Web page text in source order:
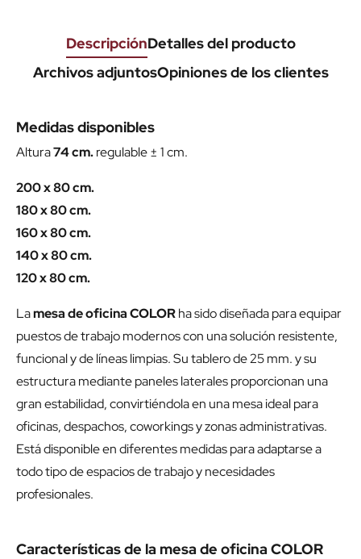
DescripciónDetalles del producto
Archivos adjuntosOpiniones de los clientes
Medidas disponibles
Altura74 cm.regulable ± 1 cm.
200 x 80 cm.
180 x 80 cm.
160 x 80 cm.
140 x 80 cm.
120 x 80 cm.
Lamesa de oficina COLORha sido diseñada para equipar
puestos de trabajo modernos con una solución resistente,
funcional y de líneas limpias. Su tablero de 25 mm. y su
estructura mediante paneles laterales proporcionan una
gran estabilidad, convirtiéndola en una mesa ideal para
oficinas, despachos, coworkings y zonas administrativas.
Está disponible en diferentes medidas para adaptarse a
todo tipo de espacios de trabajo y necesidades
profesionales.
Características de la mesa de oficina COLOR